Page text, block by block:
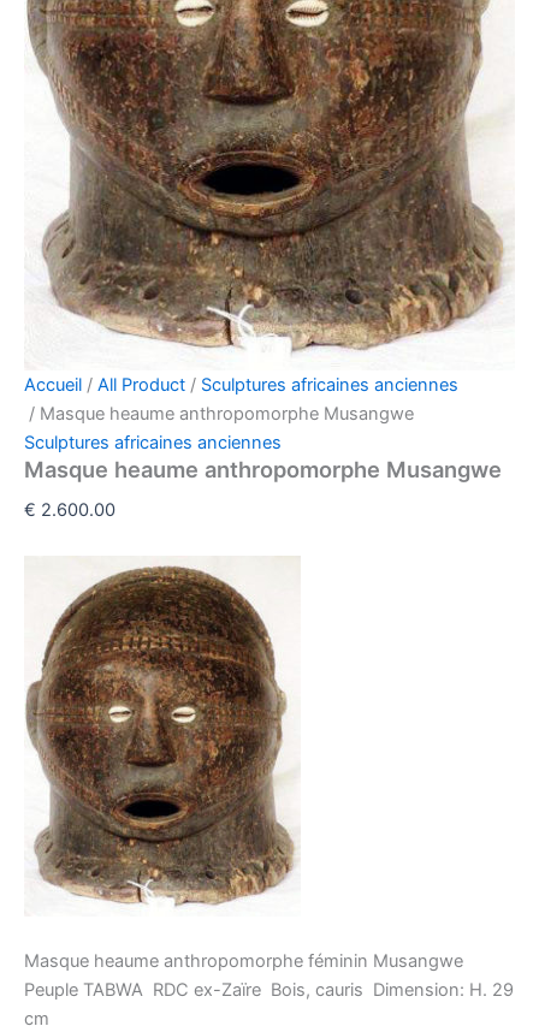
Accueil / All Product / Sculptures africaines anciennes​
/ Masque heaume anthropomorphe Musangwe
Sculptures africaines anciennes​
Masque heaume anthropomorphe Musangwe
€ 2.600.00
Masque heaume anthropomorphe féminin Musangwe 
Peuple TABWA  RDC ex-Zaïre  Bois, cauris  Dimension: H. 29
cm 